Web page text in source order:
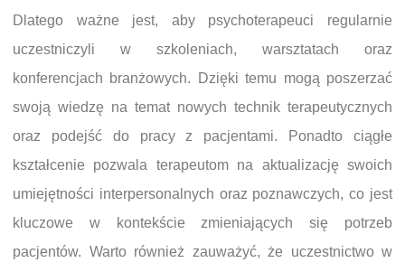
Dlatego ważne jest, aby psychoterapeuci regularnie
uczestniczyli w szkoleniach, warsztatach oraz
konferencjach branżowych. Dzięki temu mogą poszerzać
swoją wiedzę na temat nowych technik terapeutycznych
oraz podejść do pracy z pacjentami. Ponadto ciągłe
kształcenie pozwala terapeutom na aktualizację swoich
umiejętności interpersonalnych oraz poznawczych, co jest
kluczowe w kontekście zmieniających się potrzeb
pacjentów. Warto również zauważyć, że uczestnictwo w